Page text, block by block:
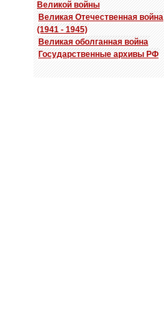
Великой войны
Великая Отечественная война
(1941 - 1945)
Великая оболганная война
Государственные архивы РФ